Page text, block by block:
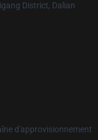
District, Dalian
d'approvisionnement